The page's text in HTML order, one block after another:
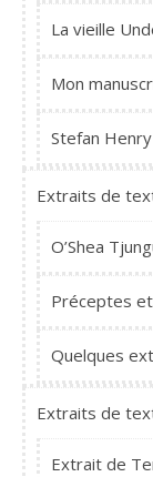
La vieille
Mon
Stefan Henry
Extraits de
O’Shea
Préceptes
Quelques
Extraits de
Extrait de